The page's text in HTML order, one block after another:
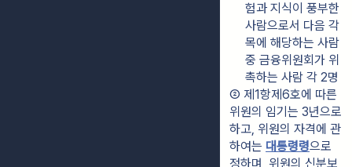
험과 지식이 풍부한
사람으로서 다음 각
목에 해당하는 사람
중 금융위원회가 위
촉하는 사람 각 2명
② 제1항제6호에 따른
위원의 임기는 3년으로
하고, 위원의 자격에 관
하여는 대통령령으로
정하며, 위원의 신분보